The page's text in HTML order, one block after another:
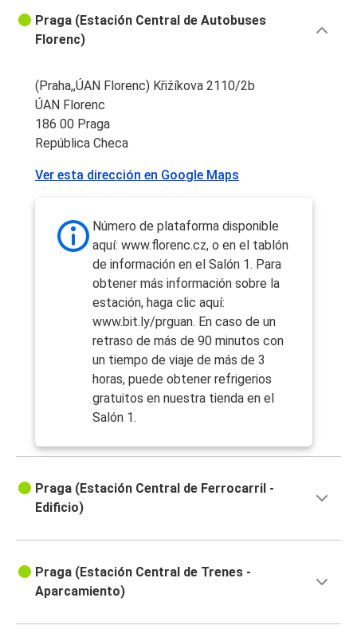
Praga (Estación Central de Autobuses
Florenc)
(Praha,,ÚAN Florenc) Křižíkova 2110/2b
ÚAN Florenc
186 00 Praga
República Checa
Ver esta dirección en Google Maps
Número de plataforma disponible
aquí: www.florenc.cz, o en el tablón
de información en el Salón 1. Para
obtener más información sobre la
estación, haga clic aquí:
www.bit.ly/prguan. En caso de un
retraso de más de 90 minutos con
un tiempo de viaje de más de 3
horas, puede obtener refrigerios
gratuitos en nuestra tienda en el
Salón 1.
Praga (Estación Central de Ferrocarril -
Edificio)
Praga (Estación Central de Trenes -
Aparcamiento)